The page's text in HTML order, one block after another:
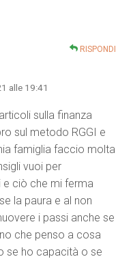
RISPONDI
alle 19:41
sulla finanza
sul metodo RGGI e
famiglia faccio molta
vuoi per
ciò che mi ferma
la paura e al non
i passi anche se
che penso a cosa
se ho capacità o se